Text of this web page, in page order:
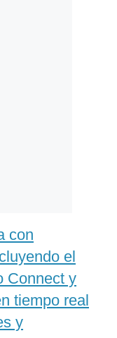
con
el
Connect y
tiempo real
y